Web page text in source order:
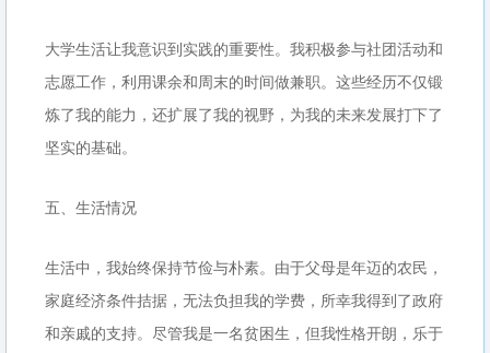
大学生活让我意识到实践的重要性。我积极参与社团活动和
志愿工作，利用课余和周末的时间做兼职。这些经历不仅锻
炼了我的能力，还扩展了我的视野，为我的未来发展打下了
坚实的基础。
五、生活情况
生活中，我始终保持节俭与朴素。由于父母是年迈的农民，
家庭经济条件拮据，无法负担我的学费，所幸我得到了政府
和亲戚的支持。尽管我是一名贫困生，但我性格开朗，乐于